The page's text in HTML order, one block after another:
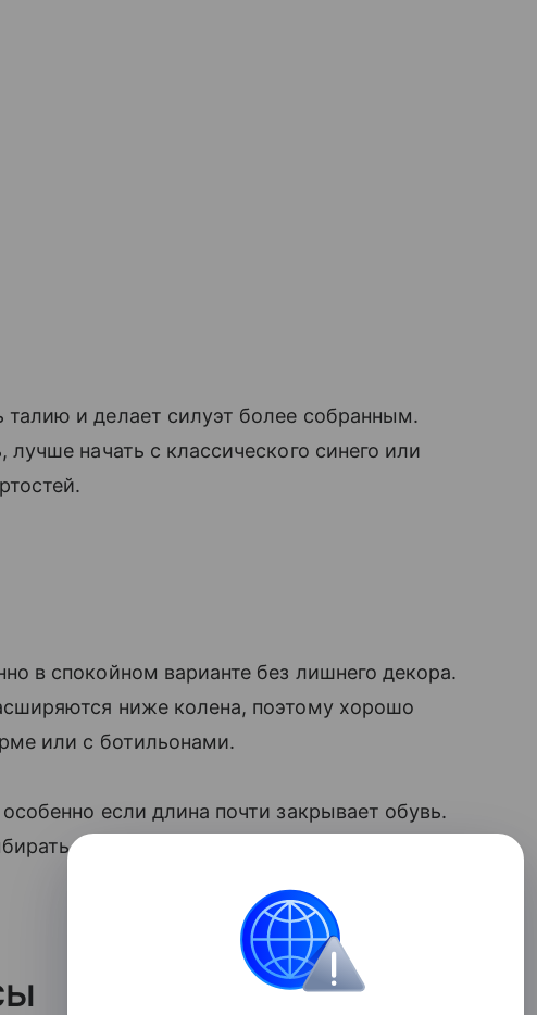
талию и делает силуэт более собранным.
начать с классического синего или
в спокойном варианте без лишнего декора.
ниже колена, поэтому хорошо
или с ботильонами.
если длина почти закрывает обувь.
классический синий, темный деним